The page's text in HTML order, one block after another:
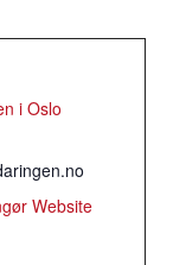
i Oslo
Website